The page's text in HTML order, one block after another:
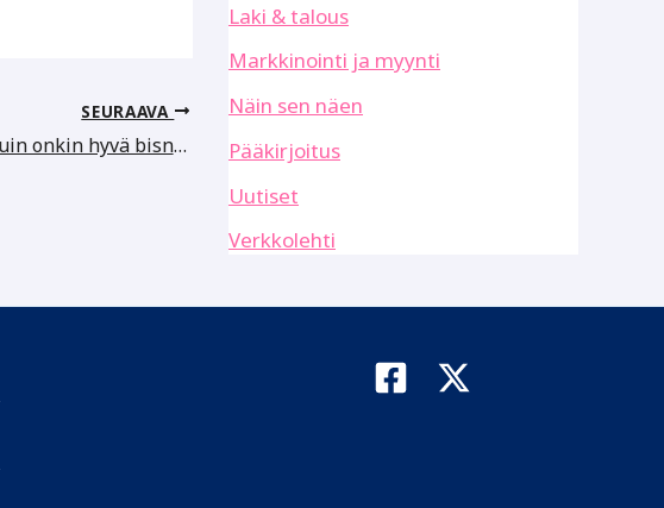
SEURAAVA
Kotimainen vaate on kuin onkin hyvä bisnes
Laki & talous
Markkinointi ja myynti
Näin sen näen
Pääkirjoitus
Uutiset
Verkkolehti